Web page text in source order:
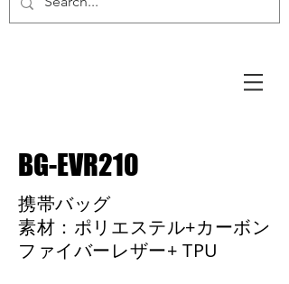
BG-EVR210
携帯バッグ
素材：ポリエステル+カーボン
ファイバーレザー+ TPU